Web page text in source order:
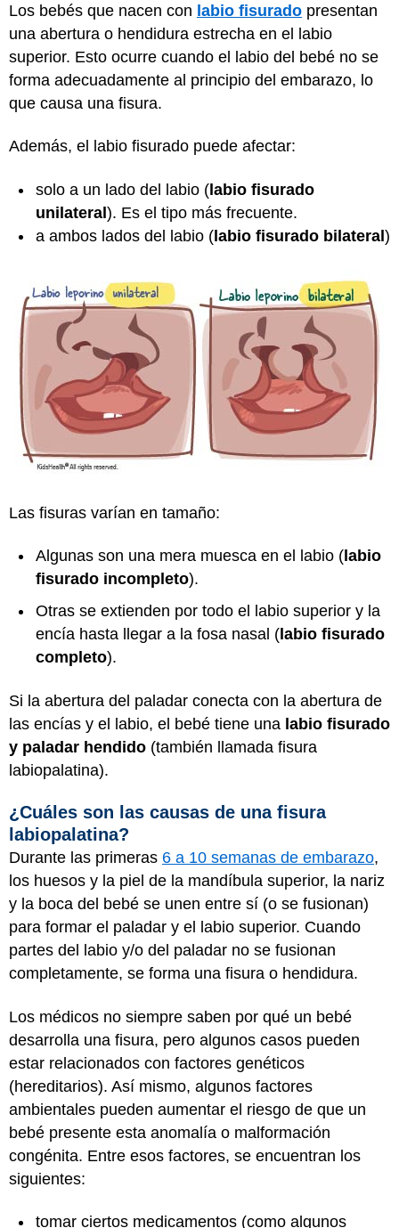
Los bebés que nacen con labio fisurado presentan
una abertura o hendidura estrecha en el labio
superior. Esto ocurre cuando el labio del bebé no se
forma adecuadamente al principio del embarazo, lo
que causa una fisura.
Además, el labio fisurado puede afectar:
solo a un lado del labio (labio fisurado
unilateral). Es el tipo más frecuente.
a ambos lados del labio (labio fisurado bilateral)
Las fisuras varían en tamaño:
Algunas son una mera muesca en el labio ( labio
fisurado incompleto).
Otras se extienden por todo el labio superior y la
encía hasta llegar a la fosa nasal ( labio fisurado
completo).
Si la abertura del paladar conecta con la abertura de
las encías y el labio, el bebé tiene una labio fisurado
y paladar hendido (también llamada fisura
labiopalatina).
¿Cuáles son las causas de una fisura
labiopalatina?
Durante las primeras 6 a 10 semanas de embarazo,
los huesos y la piel de la mandíbula superior, la nariz
y la boca del bebé se unen entre sí (o se fusionan)
para formar el paladar y el labio superior. Cuando
partes del labio y/o del paladar no se fusionan
completamente, se forma una fisura o hendidura.
Los médicos no siempre saben por qué un bebé
desarrolla una fisura, pero algunos casos pueden
estar relacionados con factores genéticos
(hereditarios). Así mismo, algunos factores
ambientales pueden aumentar el riesgo de que un
bebé presente esta anomalía o malformación
congénita. Entre esos factores, se encuentran los
siguientes:
tomar ciertos medicamentos (como algunos